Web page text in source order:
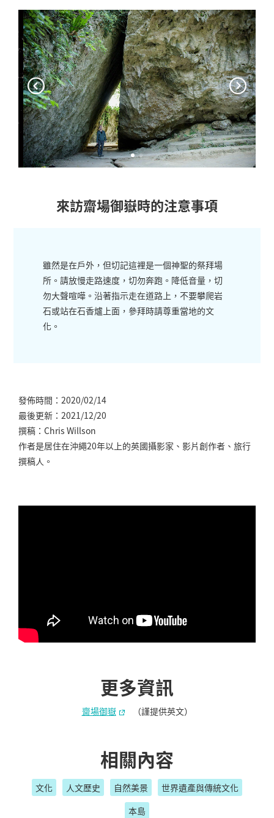
來訪齋場御嶽時的注意事項
雖然是在戶外，但切記這裡是一個神聖的祭拜場
所。請放慢走路速度，切勿奔跑。降低音量，切
勿大聲喧嘩。沿著指示走在道路上，不要攀爬岩
石或站在石香爐上面，參拜時請尊重當地的文
化。
發佈時間：2020/02/14
最後更新：2021/12/20
撰稿：Chris Willson
作者是居住在沖繩20年以上的英國攝影家、影片創作者、旅行
撰稿人。
更多資訊
齋場御嶽 （謹提供英文）
相關內容
文化 人文歷史 自然美景
世界遺產與傳統文化
本島